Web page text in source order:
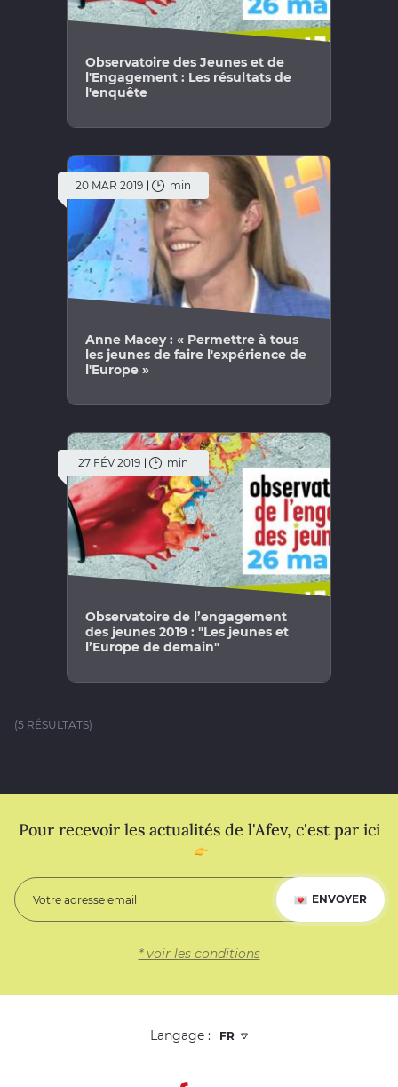
Observatoire des Jeunes et de
l'Engagement : Les résultats de
l'enquête
20 MAR 2019 min
Anne Macey : « Permettre à tous
les jeunes de faire l'expérience de
l'Europe »
27 FÉV 2019 min
Observatoire de l’engagement
des jeunes 2019 : "Les jeunes et
l’Europe de demain"
(5 RÉSULTATS)
Pour recevoir les actualités de l'Afev, c'est par ici
ENVOYER
* voir les conditions
Langage :